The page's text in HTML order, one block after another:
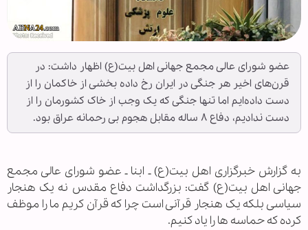
عضو شورای عالی مجمع جهانی اهل بیت(ع) اظهار داشت: در
قرن‌های اخیر هر جنگی در ایران رخ داده بخشی از خاکمان را از
دست داده‌ایم اما تنها جنگی که یک وجب از خاک کشورمان را از
دست ندادیم، دفاع ۸ ساله مقابل هجوم بی رحمانه عراق بود.
به گزارش خبرگزاری اهل بیت(ع) ـ ابنا ـ عضو شورای عالی مجمع
جهانی اهل بیت(ع) گفت: بزرگداشت دفاع مقدس نه یک هنجار
سیاسی بلکه یک هنجار قرآنی است چرا که قرآن کریم ما را موظف
کرده که حماسه ها را یاد کنیم.